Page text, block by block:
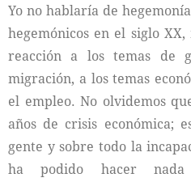
Yo no hablaría de
hegemónicos en el siglo
reacción a los temas de
migración, a los temas
el empleo. No olvidemos
años de crisis económica;
gente y sobre todo la
ha podido hacer